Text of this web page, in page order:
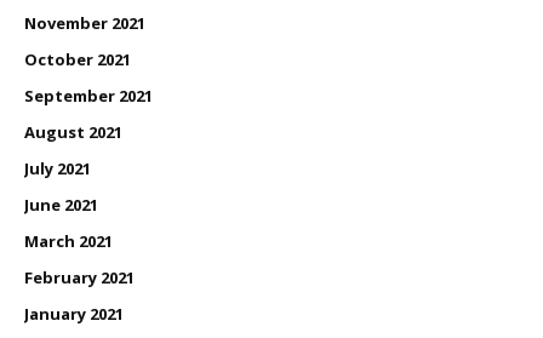
November 2021
October 2021
September 2021
August 2021
July 2021
June 2021
March 2021
February 2021
January 2021